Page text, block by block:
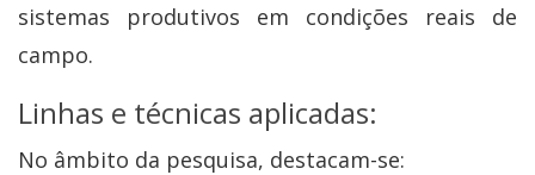
sistemas produtivos em condições reais de
campo.
Linhas e técnicas aplicadas:
No âmbito da pesquisa, destacam-se: